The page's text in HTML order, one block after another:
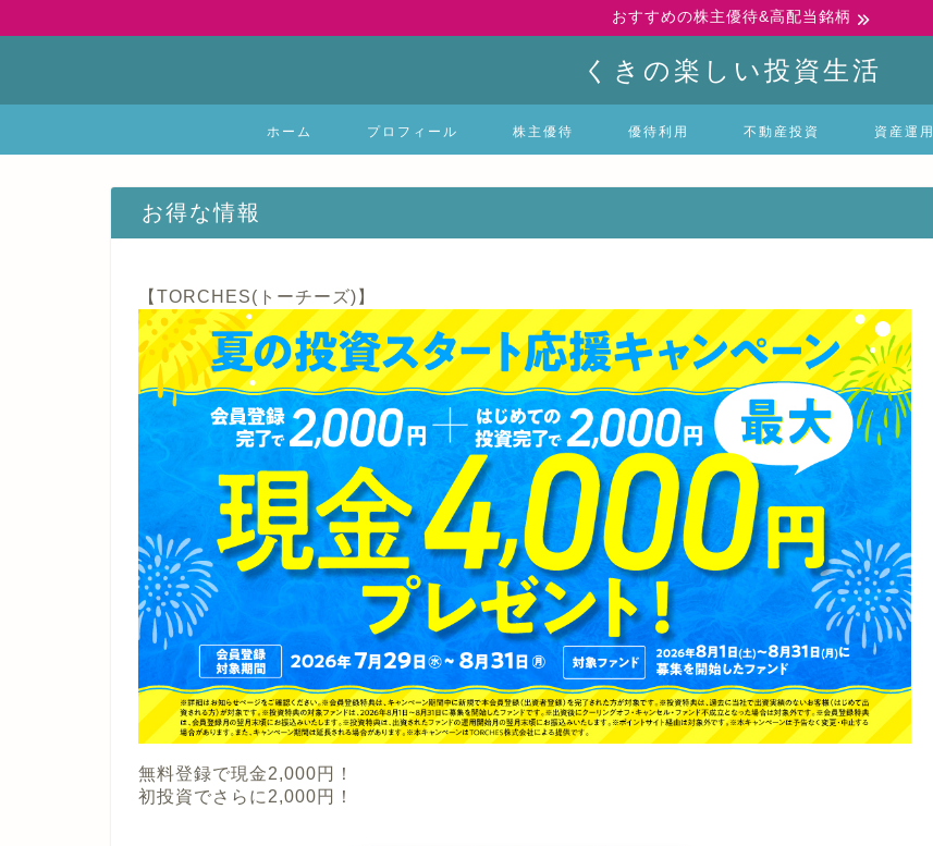
おすすめの株主優待&高配当銘柄
くきの楽しい投資生活
ホーム プロフィール 株主優待 優待利用 不動産投資 資産運用
お得な情報
【TORCHES(トーチーズ)】
無料登録で現金2,000円！
初投資でさらに2,000円！